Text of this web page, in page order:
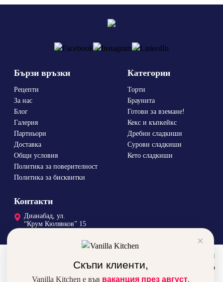
Бързи връзки
Рецепти
За нас
Блог
Галерия
Партньори
Доставка
Общи условия
Политика за поверителност
Политика за бисквитки
Категории
Торти
Браунита
Готови за вземане!
Кекс и къпкейкс
Дребни сладкиши
Сурови сладкиши
Кето сладкиши
Контакти
Дианабад, ул.
“Крум Кюлявков” 15
×
Скъпи клиенти,
Vanilla Kitchen е във ваканция през август.
За да подобрим вашето преживяване, използваме бисквитки
и ресурси от трети сайтове. Използвайки сайта автоматично
се съгласявате с това.